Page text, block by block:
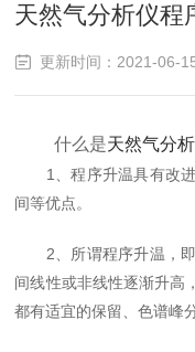
天然气分析仪程
更新时间：2021-06-
什么是天然气分
1、程序升温具有改进
间等优点。
2、所谓程序升温，即
间线性或非线性逐渐升高
都有适宜的保留、色谱峰